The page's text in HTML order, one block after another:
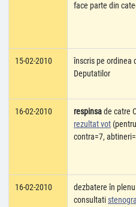
face parte din
15-02-2010
înscris pe ordinea
Deputatilor
16-02-2010 respinsade catre
rezultat vot
contra=7,
16-02-2010
dezbatere în
consultati